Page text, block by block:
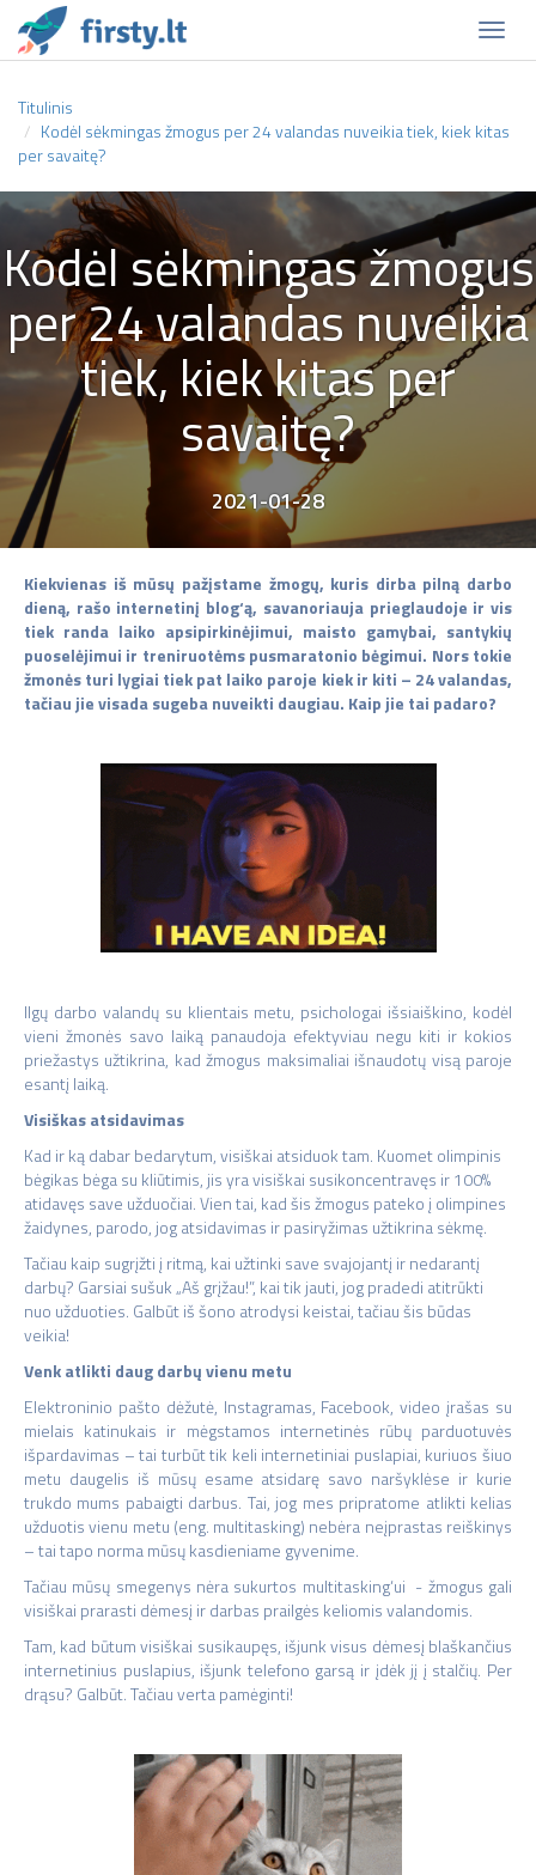
Titulinis
Kodėl sėkmingas žmogus per 24 valandas nuveikia tiek, kiek kitas
per savaitę?
Kodėl sėkmingas žmogus
per 24 valandas nuveikia
tiek, kiek kitas per
savaitę?
2021-01-28
Kiekvienas iš mūsų pažįstame žmogų, kuris dirba pilną darbo
dieną, rašo internetinį blog‘ą, savanoriauja prieglaudoje ir vis
tiek randa laiko apsipirkinėjimui, maisto gamybai, santykių
puoselėjimui ir treniruotėms pusmaratonio bėgimui. Nors tokie
žmonės turi lygiai tiek pat laiko paroje kiek ir kiti – 24 valandas,
tačiau jie visada sugeba nuveikti daugiau. Kaip jie tai padaro?
Ilgų darbo valandų su klientais metu, psichologai išsiaiškino, kodėl
vieni žmonės savo laiką panaudoja efektyviau negu kiti ir kokios
priežastys užtikrina, kad žmogus maksimaliai išnaudotų visą paroje
esantį laiką.
Visiškas atsidavimas
Kad ir ką dabar bedarytum, visiškai atsiduok tam. Kuomet olimpinis
bėgikas bėga su kliūtimis, jis yra visiškai susikoncentravęs ir 100%
atidavęs save užduočiai. Vien tai, kad šis žmogus pateko į olimpines
žaidynes, parodo, jog atsidavimas ir pasiryžimas užtikrina sėkmę.
Tačiau kaip sugrįžti į ritmą, kai užtinki save svajojantį ir nedarantį
darbų? Garsiai sušuk „Aš grįžau!”, kai tik jauti, jog pradedi atitrūkti
nuo užduoties. Galbūt iš šono atrodysi keistai, tačiau šis būdas
veikia!
Venk atlikti daug darbų vienu metu
Elektroninio pašto dėžutė, Instagramas, Facebook, video įrašas su
mielais katinukais ir mėgstamos internetinės rūbų parduotuvės
išpardavimas – tai turbūt tik keli internetiniai puslapiai, kuriuos šiuo
metu daugelis iš mūsų esame atsidarę savo naršyklėse ir kurie
trukdo mums pabaigti darbus. Tai, jog mes pripratome atlikti kelias
užduotis vienu metu (eng. multitasking) nebėra neįprastas reiškinys
– tai tapo norma mūsų kasdieniame gyvenime.
Tačiau mūsų smegenys nėra sukurtos multitasking‘ui - žmogus gali
visiškai prarasti dėmesį ir darbas prailgės keliomis valandomis.
Tam, kad būtum visiškai susikaupęs, išjunk visus dėmesį blaškančius
internetinius puslapius, išjunk telefono garsą ir įdėk jį į stalčių. Per
drąsu? Galbūt. Tačiau verta pamėginti!